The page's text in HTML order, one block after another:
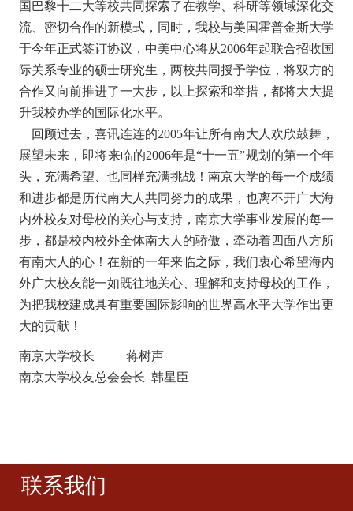
国巴黎十二大等校共同探索了在教学、科研等领域深化交
流、密切合作的新模式，同时，我校与美国霍普金斯大学
于今年正式签订协议，中美中心将从2006年起联合招收国
际关系专业的硕士研究生，两校共同授予学位，将双方的
合作又向前推进了一大步，以上探索和举措，都将大大提
升我校办学的国际化水平。
回顾过去，喜讯连连的2005年让所有南大人欢欣鼓舞，
展望未来，即将来临的2006年是“十一五”规划的第一个年
头，充满希望、也同样充满挑战！南京大学的每一个成绩
和进步都是历代南大人共同努力的成果，也离不开广大海
内外校友对母校的关心与支持，南京大学事业发展的每一
步，都是校内校外全体南大人的骄傲，牵动着四面八方所
有南大人的心！在新的一年来临之际，我们衷心希望海内
外广大校友能一如既往地关心、理解和支持母校的工作，
为把我校建成具有重要国际影响的世界高水平大学作出更
大的贡献！
南京大学校长 蒋树声
南京大学校友总会会长 韩星臣
联系我们